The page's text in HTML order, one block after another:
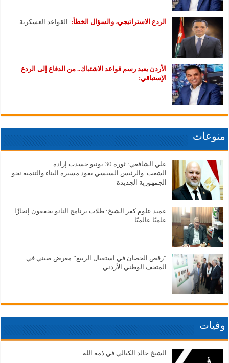
الردع الاستراتيجي، والسؤال الخطأ: القواعد العسكرية
الأردن يعيد رسم قواعد الاشتباك.. من الدفاع إلى الردع
الإستباقي:
منوعات
علي الشافعي: ثورة 30 يونيو جسدت إرادة
الشعب..والرئيس السيسي يقود مسيرة البناء والتنمية نحو
الجمهورية الجديدة
عميد علوم كفر الشيخ: طلاب برنامج النانو يحققون إنجازًا
علميًا عالميًا
“رقص الحصان في استقبال الربيع” معرض صيني في
المتحف الوطني الأردني
وفيات
الشيخ خالد الكيالي في ذمة الله